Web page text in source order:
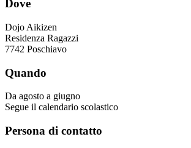
Dove
Dojo Aikizen
Residenza Ragazzi
7742 Poschiavo
Quando
Da agosto a giugno
Segue il calendario scolastico
Persona di contatto